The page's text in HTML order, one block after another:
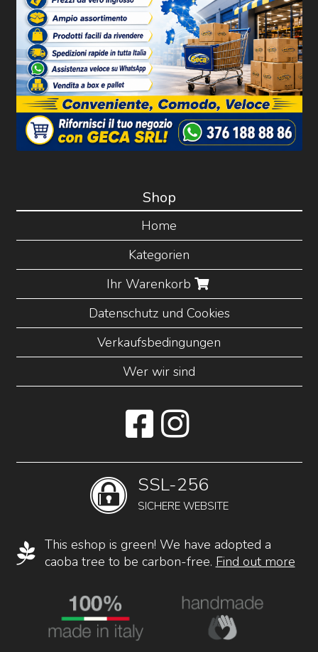
Shop
Home
Kategorien
Ihr Warenkorb
Datenschutz und Cookies
Verkaufsbedingungen
Wer wir sind
SSL-256
SICHERE WEBSITE
This eshop is green! We have adopted a
caoba tree to be carbon-free. Find out more